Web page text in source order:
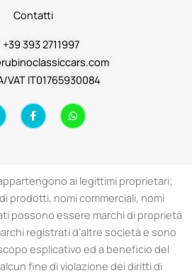
Contatti
+39 393 2711997
VAT IT01765930084
F
a
c
k
-
f
W
h
a
p
ai legittimi proprietari;
prodotti, nomi commerciali, nomi
possono essere marchi di proprietà
registrati d’altre società e sono
esplicativo ed a beneficio del
fine di violazione dei diritti di